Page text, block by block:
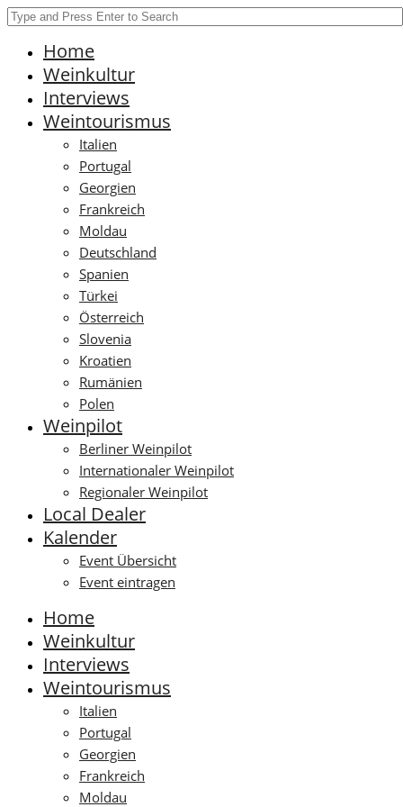
Home
Weinkultur
Interviews
Weintourismus
Italien
Portugal
Georgien
Frankreich
Moldau
Deutschland
Spanien
Türkei
Österreich
Slovenia
Kroatien
Rumänien
Polen
Weinpilot
Berliner Weinpilot
Internationaler Weinpilot
Regionaler Weinpilot
Local Dealer
Kalender
Event Übersicht
Event eintragen
Home
Weinkultur
Interviews
Weintourismus
Italien
Portugal
Georgien
Frankreich
Moldau